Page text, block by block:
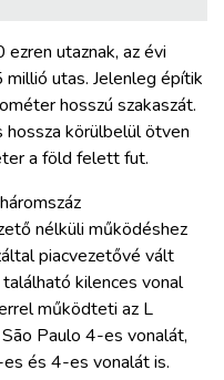
utaznak, az évi
utas. Jelenleg építik
hosszú szakaszát.
körülbelül ötven
a föld felett fut.
nélküli működéshez
piacvezetővé vált
kilences vonal
működteti az L
Paulo 4-es vonalát,
és 4-es vonalát is.